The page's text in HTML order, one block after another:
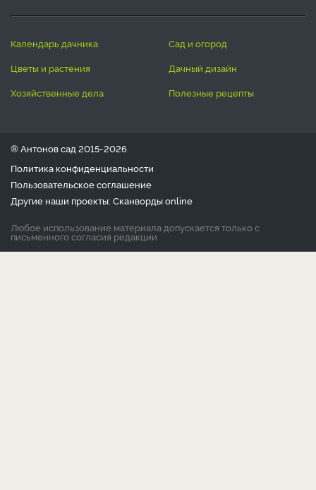
календарь дачника
сад и огород
цветы и растения
дачный дизайн
хозяйственные дела
полезные рецепты
® Антонов сад 2015-2026
Политика конфиденциальности
Пользовательское соглашение
Другие наши проекты: Сканвордыonline
Любое использование материала допускается только с
письменного согласия редакции